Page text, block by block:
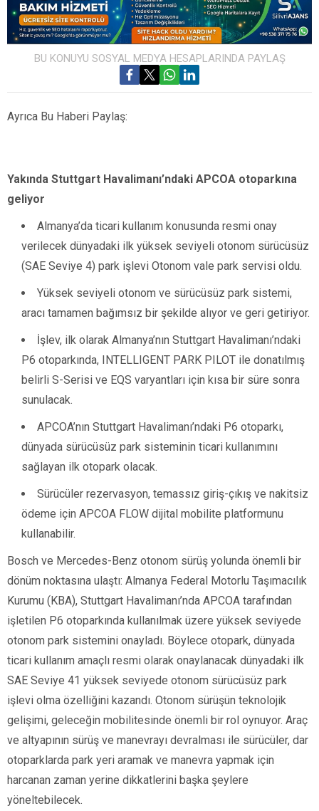
BU KONUYU SOSYAL MEDYA HESAPLARINDA PAYLAŞ
Ayrıca Bu Haberi Paylaş:
Yakında Stuttgart Havalimanı’ndaki APCOA otoparkına
geliyor
Almanya’da ticari kullanım konusunda resmi onay
verilecek dünyadaki ilk yüksek seviyeli otonom sürücüsüz
(SAE Seviye 4) park işlevi Otonom vale park servisi oldu.
Yüksek seviyeli otonom ve sürücüsüz park sistemi,
aracı tamamen bağımsız bir şekilde alıyor ve geri getiriyor.
İşlev, ilk olarak Almanya’nın Stuttgart Havalimanı’ndaki
P6 otoparkında, INTELLIGENT PARK PILOT ile donatılmış
belirli S-Serisi ve EQS varyantları için kısa bir süre sonra
sunulacak.
APCOA’nın Stuttgart Havalimanı’ndaki P6 otoparkı,
dünyada sürücüsüz park sisteminin ticari kullanımını
sağlayan ilk otopark olacak.
Sürücüler rezervasyon, temassız giriş-çıkış ve nakitsiz
ödeme için APCOA FLOW dijital mobilite platformunu
kullanabilir.
Bosch ve Mercedes-Benz otonom sürüş yolunda önemli bir
dönüm noktasına ulaştı: Almanya Federal Motorlu Taşımacılık
Kurumu (KBA), Stuttgart Havalimanı’nda APCOA tarafından
işletilen P6 otoparkında kullanılmak üzere yüksek seviyede
otonom park sistemini onayladı. Böylece otopark, dünyada
ticari kullanım amaçlı resmi olarak onaylanacak dünyadaki ilk
SAE Seviye 41 yüksek seviyede otonom sürücüsüz park
işlevi olma özelliğini kazandı. Otonom sürüşün teknolojik
gelişimi, geleceğin mobilitesinde önemli bir rol oynuyor. Araç
ve altyapının sürüş ve manevrayı devralması ile sürücüler, dar
otoparklarda park yeri aramak ve manevra yapmak için
harcanan zaman yerine dikkatlerini başka şeylere
yöneltebilecek.